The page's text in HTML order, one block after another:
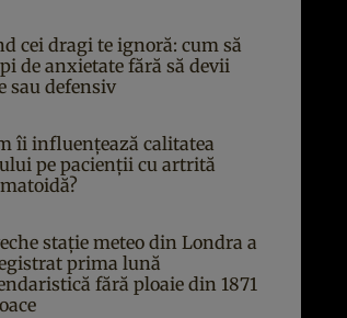
cei dragi te ignoră: cum să
de anxietate fără să devii
sau defensiv
îi influențează calitatea
pe pacienții cu artrită
stație meteo din Londra a
prima lună
fără ploaie din 1871